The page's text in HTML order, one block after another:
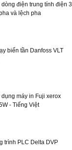
điện trung tính điện 3
và lệch pha
biến tần Danfoss VLT
máy in Fuji xerox
- Tiếng Việt
trình PLC Delta DVP